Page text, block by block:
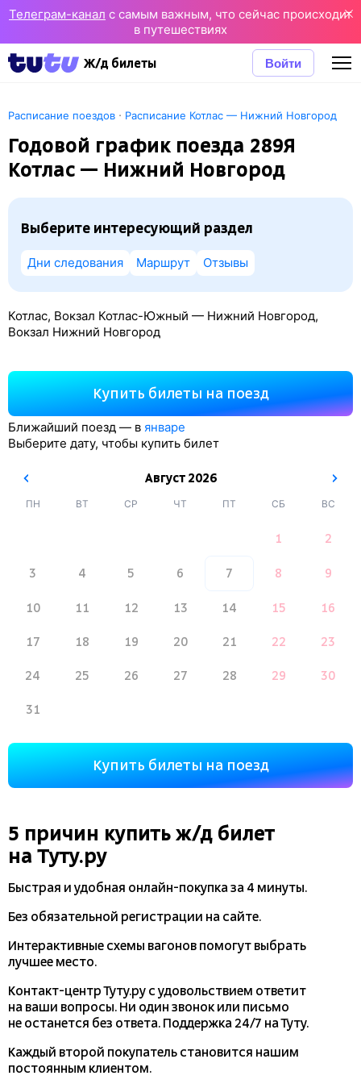
Телеграм-канал с самым важным, что сейчас происходит
в путешествиях
Ж/д билеты Войти
Расписание поездов · Расписание Котлас — Нижний Новгород
Годовой график поезда 289Я
Котлас — Нижний Новгород
Выберите интересующий раздел
Дни следования Маршрут Отзывы
Котлас, Вокзал Котлас-Южный — Нижний Новгород,
Вокзал Нижний Новгород
Купить билеты на поезд
Ближайший поезд — в январе
Выберите дату, чтобы купить билет
Август2026
ПН ВТ СР ЧТ ПТ СБ ВС
1 2
3 4 5 6 7 8 9
10 11 12 13 14 15 16
17 18 19 20 21 22 23
24 25 26 27 28 29 30
31
Купить билеты на поезд
5 причин купить ж/д билет
на Туту.ру
Быстрая и удобная онлайн-покупказа 4 минуты.
Без обязательной регистрации на сайте.
Интерактивные схемы вагонов помогут выбрать
лучшее место.
Контакт-центр Туту.ру с удовольствием ответит
на ваши вопросы. Ни один звонок или письмо
не останется без ответа. Поддержка 24/7 на Туту.
Каждый второй покупатель становится нашим
постоянным клиентом.